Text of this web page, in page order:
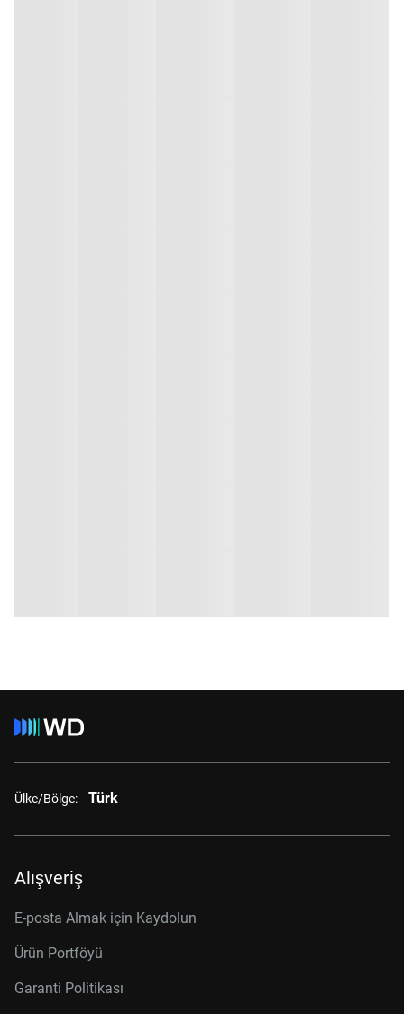
Ülke/Bölge: Türk
Alışveriş
E-posta Almak için Kaydolun
Ürün Portföyü
Garanti Politikası